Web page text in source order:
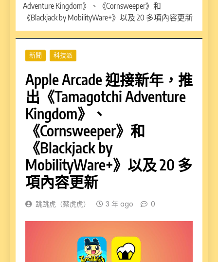
Adventure Kingdom》、《Cornsweeper》和
《Blackjack by MobilityWare+》以及 20 多項內容更新
新聞 科技派
Apple Arcade 迎接新年，推
出《Tamagotchi Adventure
Kingdom》、
《Cornsweeper》和
《Blackjack by
MobilityWare+》以及 20 多
項內容更新
跳跳虎（蔡虎虎） 3 年 ago 0